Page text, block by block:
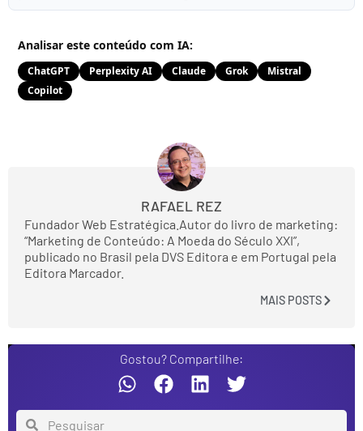
Analisar este conteúdo com IA:
ChatGPT Perplexity AI Claude Grok
Mistral
Copilot
RAFAEL REZ
Fundador Web Estratégica.Autor do livro de marketing:
“Marketing de Conteúdo: A Moeda do Século XXI”,
publicado no Brasil pela DVS Editora e em Portugal pela
Editora Marcador.
MAIS POSTS
Gostou? Compartilhe: